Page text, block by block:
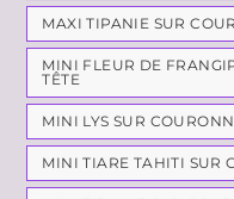
MAXI TIPANIE SUR
MINI FLEUR DE
TÊTE
MINI LYS SUR
MINI TIARE TAHITI SUR